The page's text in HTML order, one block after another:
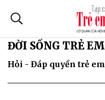
ĐỜI SỐNG TRẺ EM
Hỏi - Đáp quyền trẻ em